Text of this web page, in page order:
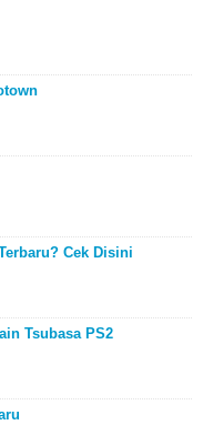
Cek Disini
Tsubasa PS2